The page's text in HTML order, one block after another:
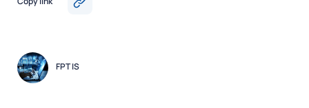
FPT IS